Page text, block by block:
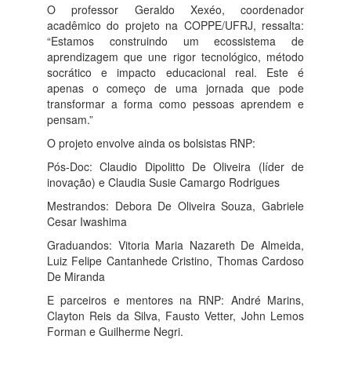
O professor Geraldo Xexéo, coordenador
acadêmico do projeto na COPPE/UFRJ, ressalta:
“Estamos construindo um ecossistema de
aprendizagem que une rigor tecnológico, método
socrático e impacto educacional real. Este é
apenas o começo de uma jornada que pode
transformar a forma como pessoas aprendem e
pensam.”
O projeto envolve ainda os bolsistas RNP:
Pós-Doc: Claudio Dipolitto De Oliveira (líder de
inovação) e Claudia Susie Camargo Rodrigues
Mestrandos: Debora De Oliveira Souza, Gabriele
Cesar Iwashima
Graduandos: Vitoria Maria Nazareth De Almeida,
Luiz Felipe Cantanhede Cristino, Thomas Cardoso
De Miranda
E parceiros e mentores na RNP: André Marins,
Clayton Reis da Silva, Fausto Vetter, John Lemos
Forman e Guilherme Negri.